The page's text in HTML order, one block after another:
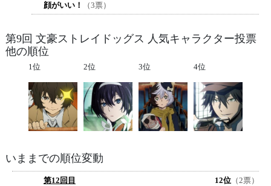
顔がいい！ （3票）
第9回 文豪ストレイドッグス 人気キャラクター投票
他の順位
1位 2位 3位 4位
いままでの順位変動
第12回目 12位 （2票）